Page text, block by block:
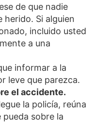
de que nadie
herido. Si alguien
incluido usted
a una
informar a la
leve que parezca.
el accidente.
la policía, reúna
sobre la